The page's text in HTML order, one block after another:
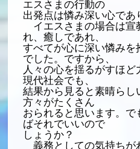
エスさまの行動の
出発点は憐み深い心であ
イエスさまの場合は宣
れ、癒しであれ、
すべてが心に深い憐みを
でした。ですから、
人々の心を揺るがすほど
現代社会でも、
結果から見ると素晴らし
方々がたくさん
おられると思います。
ばそれでいいので
しょうか？
義務としての気持ちが